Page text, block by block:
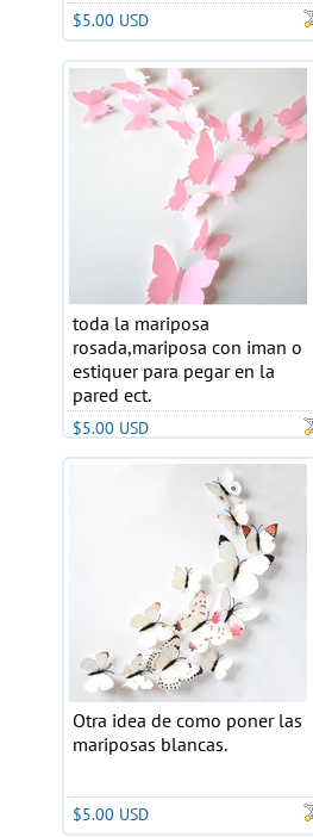
$5.00 USD
toda la mariposa
rosada,mariposa con iman o
estiquer para pegar en la
pared ect.
$5.00 USD
Otra idea de como poner las
mariposas blancas.
$5.00 USD